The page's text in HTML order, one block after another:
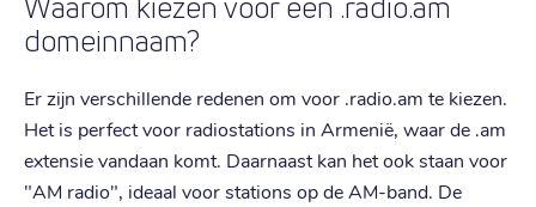
Waarom kiezen voor een .radio.am
domeinnaam?
Er zijn verschillende redenen om voor .radio.am te kiezen.
Het is perfect voor radiostations in Armenië, waar de .am
extensie vandaan komt. Daarnaast kan het ook staan voor
"AM radio", ideaal voor stations op de AM-band. De